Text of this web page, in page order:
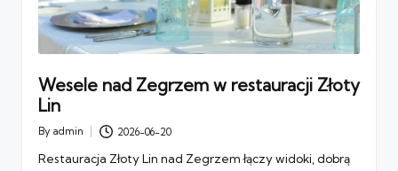
Wesele nad Zegrzem w restauracji Złoty
Lin
Posted
By admin 2026-06-20
Restauracja Złoty Lin nad Zegrzem łączy widoki, dobrą